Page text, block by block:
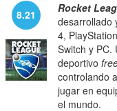
8.21 Rocket
desarrollado
4,
Switch y PC.
deportivo
controlando
jugar en
el mundo.